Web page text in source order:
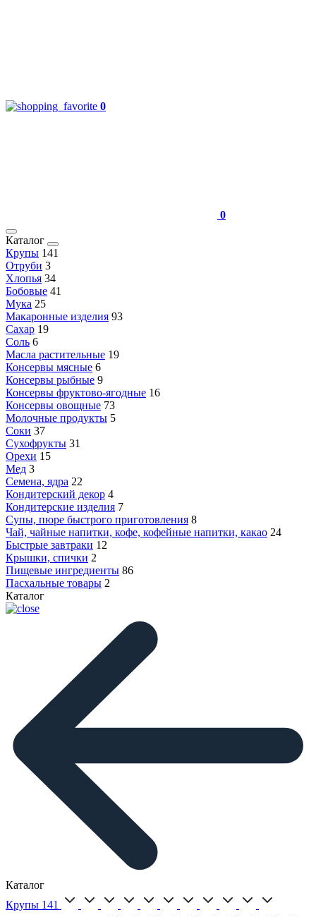
0
0
Каталог
Крупы 141
Отруби 3
Хлопья 34
Бобовые 41
Мука 25
Макаронные изделия 93
Сахар 19
Соль 6
Масла растительные 19
Консервы мясные 6
Консервы рыбные 9
Консервы фруктово-ягодные 16
Консервы овощные 73
Молочные продукты 5
Соки 37
Сухофрукты 31
Орехи 15
Мед 3
Семена, ядра 22
Кондитерский декор 4
Кондитерские изделия 7
Супы, пюре быстрого приготовления 8
Чай, чайные напитки, кофе, кофейные напитки, какао 24
Быстрые завтраки 12
Крышки, спички 2
Пищевые ингредиенты 86
Пасхальные товары 2
Каталог
Каталог
Крупы 141